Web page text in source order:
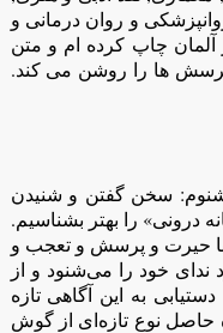
و روان درمانی و
پیوست مقاله ای از کتاب دگر شنیدن گذشته ها( سال ٢٠٠٦ در آلمان چاپ کرده ام و متن
پرسش ها را روشن می کند.
سخن گفتن و شنیدن
درونی» را بهتر بشناسیم.
حیرت و پرسش و تعجب و
ندای خود را می‌شنود و از
به این آگاهی تازه
حاصل نوع تازه‌ای از گوش